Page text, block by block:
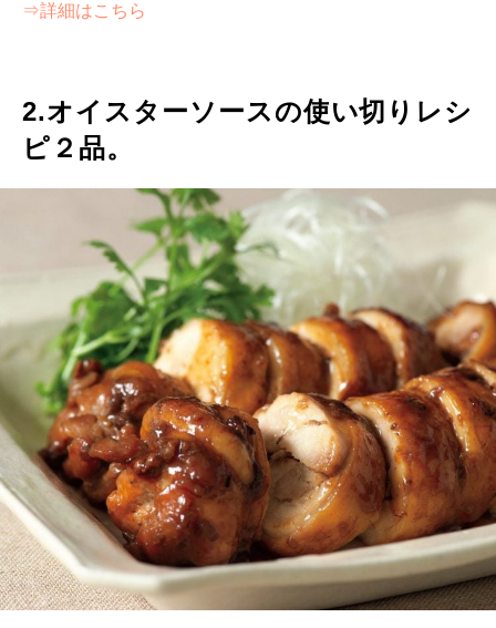
⇒詳細はこちら
2.オイスターソースの使い切りレシ
ピ２品。